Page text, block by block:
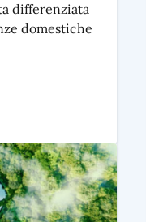
differenziata
domestiche